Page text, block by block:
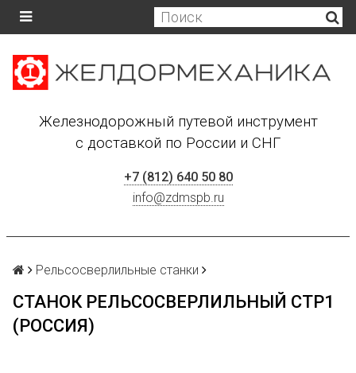
Железнодорожный путевой инструмент
с доставкой по России и СНГ
+7 (812) 640 50 80
info@zdmspb.ru
Рельсосверлильные станки
СТАНОК РЕЛЬСОСВЕРЛИЛЬНЫЙ СТР1
(РОССИЯ)